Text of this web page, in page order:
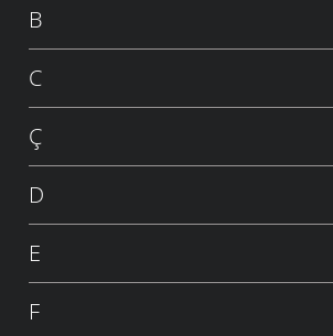
B
C
Ç
D
E
F